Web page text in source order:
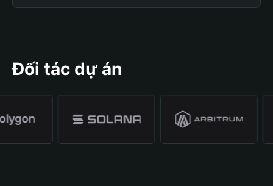
Đối tác dự án